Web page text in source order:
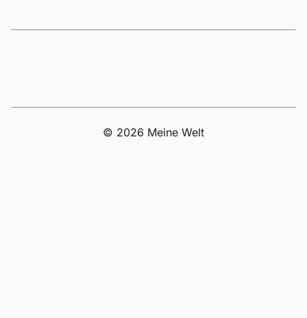
© 2026 Meine Welt